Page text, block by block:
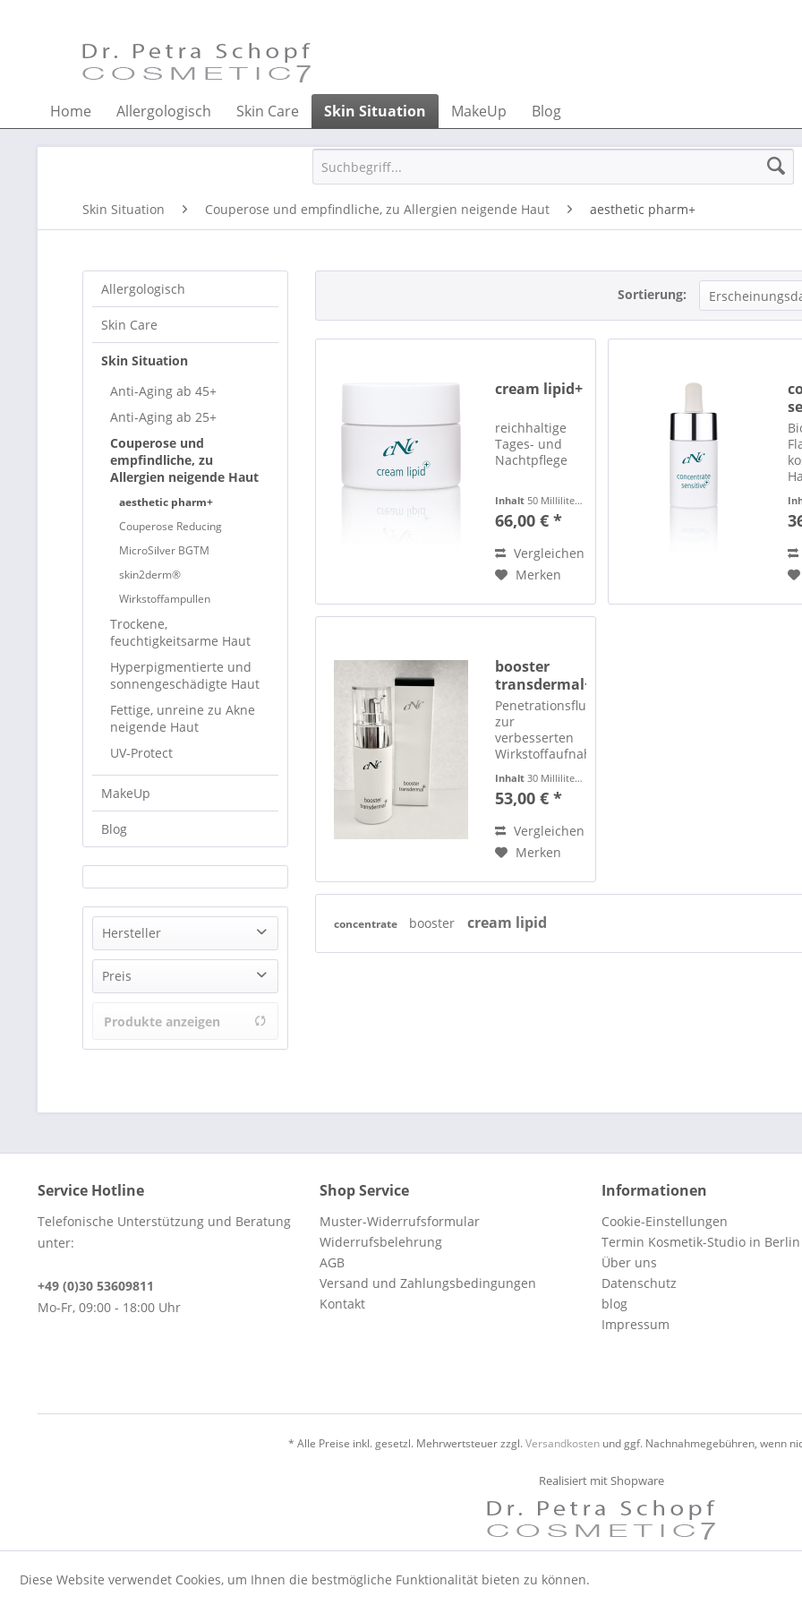
Home Allergologisch Skin Care Skin Situation MakeUp Blog
Skin Situation Couperose und empfindliche, zu Allergien neigende Haut aesthetic pharm+
Allergologisch
Skin Care
Skin Situation
Anti-Aging ab 45+
Anti-Aging ab 25+
Couperose und
empfindliche, zu
Allergien neigende Haut
aesthetic pharm+
Couperose Reducing
MicroSilver BGTM
skin2derm®
Wirkstoffampullen
Trockene,
feuchtigkeitsarme Haut
Hyperpigmentierte und
sonnengeschädigte Haut
Fettige, unreine zu Akne
neigende Haut
UV-Protect
MakeUp
Blog
Hersteller
CNC cosmetic GmbH
Preis
bis
Produkte anzeigen
Sortierung:
cream lipid+
reichhaltige
Tages- und
Nachtpflege
Inhalt50 Milliliter (132,00 € * / 100 Milliliter)
66,00 € *
Vergleichen
Merken
booster
transdermal+
Penetrationsfluid
zur
verbesserten
Wirkstoffaufnahme
Inhalt30 Milliliter (176,67 € * / 100 Milliliter)
53,00 € *
Vergleichen
Merken
concentrate booster cream lipid
Service Hotline
Telefonische Unterstützung und Beratung
unter:
+49 (0)30 53609811
Mo-Fr, 09:00 - 18:00 Uhr
Shop Service
Muster-Widerrufsformular
Widerrufsbelehrung
AGB
Versand und Zahlungsbedingungen
Kontakt
Informationen
Cookie-Einstellungen
Termin Kosmetik-Studio in Berlin
Über uns
Datenschutz
blog
Impressum
* Alle Preise inkl. gesetzl. Mehrwertsteuer zzgl.Versandkostenund ggf. Nachnahmegebühren, wenn
Realisiert mit Shopware
Diese Website verwendet Cookies, um Ihnen die bestmögliche Funktionalität bieten zu können.